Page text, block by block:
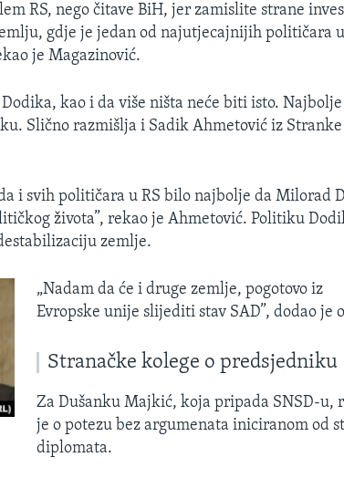
RS, nego čitave BiH, jer zamislite strane
gdje je jedan od najutjecajnijih političara
je Magazinović.
kao i da više ništa neće biti isto.
Slično razmišlja i Sadik Ahmetović iz Stranke
i svih političara u RS bilo najbolje da Milorad
života”, rekao je Ahmetović. Politiku
zemlje.
„Nadam da će i druge zemlje, pogotovo iz
Evropske unije slijediti stav SAD”, dodao je
Stranačke kolege o predsjedniku
Za Dušanku Majkić, koja pripada SNSD-u,
je o potezu bez argumenata iniciranom od
diplomata.